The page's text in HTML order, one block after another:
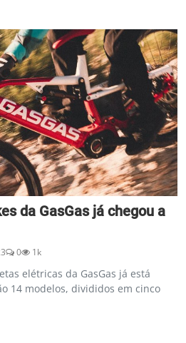
da GasGas já chegou a
0 1k
elétricas da GasGas já está
14 modelos, divididos em cinco